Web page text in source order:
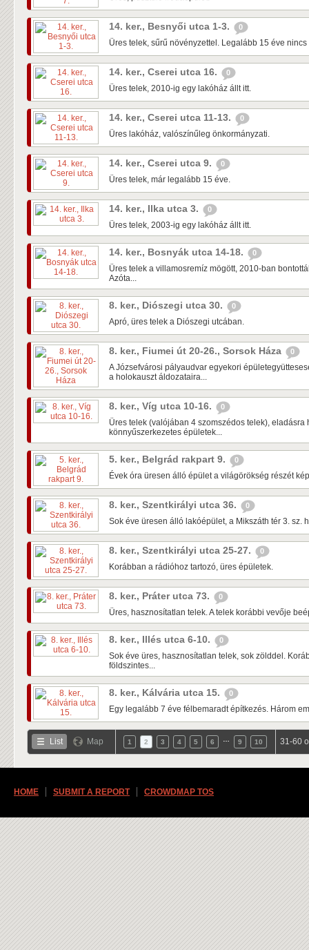
14. ker., Besnyői utca 1-3. 0
Üres telek, sűrű növényzettel. Legalább 15 éve
14. ker., Cserei utca 16. 0
Üres telek, 2010-ig egy lakóház állt itt.
14. ker., Cserei utca 11-13. 0
Üres lakóház, valószínűleg önkormányzati.
14. ker., Cserei utca 9. 0
Üres telek, már legalább 15 éve.
14. ker., Ilka utca 3. 0
Üres telek, 2003-ig egy lakóház állt itt.
14. ker., Bosnyák utca 14-18. 0
Üres telek a villamosremíz mögött, 2010-ban
Azóta...
8. ker., Diószegi utca 30. 0
Apró, üres telek a Diószegi utcában.
8. ker., Fiumei út 20-26., Sorsok Háza 0
A Józsefvárosi pályaudvar egyekori
a holokauszt áldozataira...
8. ker., Víg utca 10-16. 0
Üres telek (valójában 4 szomszédos telek), eladásra
könnyűszerkezetes épületek...
5. ker., Belgrád rakpart 9. 0
Évek óra üresen álló épület a világörökség részét
8. ker., Szentkirályi utca 36. 0
Sok éve üresen álló lakóépület, a Mikszáth tér 3. sz.
8. ker., Szentkirályi utca 25-27. 0
Korábban a rádióhoz tartozó, üres épületek.
8. ker., Práter utca 73. 0
Üres, hasznosítatlan telek. A telek korábbi vevője
8. ker., Illés utca 6-10. 0
Sok éve üres, hasznosítatlan telek, sok zölddel.
földszintes...
8. ker., Kálvária utca 15. 0
Egy legalább 7 éve félbemaradt építkezés. Három
List Map 1 2 3 4 5 6 9 10 31-60
HOME SUBMIT A REPORT CROWDMAP TOS